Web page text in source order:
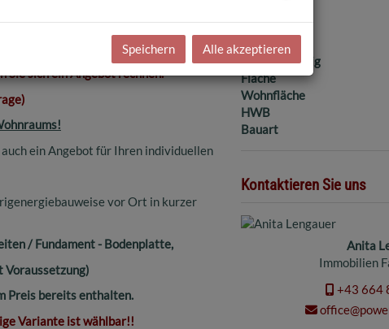
Sie sich ein Angebot rechnen.
ein Angebot für Ihren individuellen
vor Ort in kurzer
/ Fundament - Bodenplatte,
Voraussetzung)
Preis bereits enthalten.
Variante ist wählbar!!
Kaufpreis
Nutzungsart
Schlüsselfertig
Fläche
Wohnfläche
HWB
Bauart
Kontaktieren Sie uns
Anita
Immobilien
+43 664
Speichern Alle akzeptieren